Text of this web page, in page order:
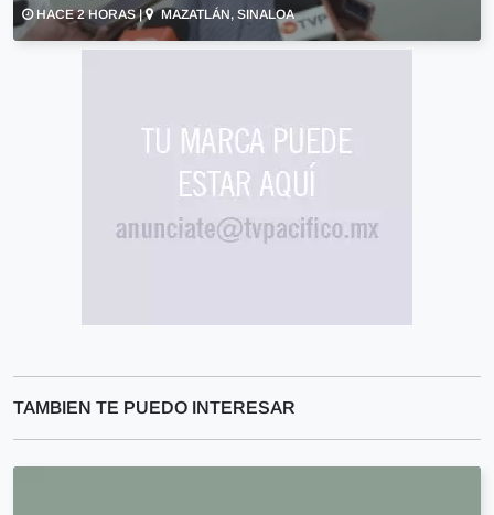
HACE 2 HORAS | MAZATLÁN, SINALOA
TAMBIEN TE PUEDO INTERESAR